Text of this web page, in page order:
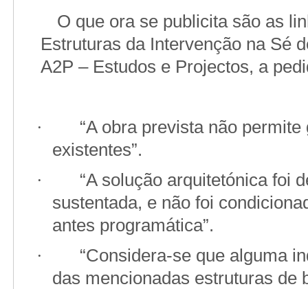
O que ora se publicita são as
Estruturas da Intervenção na Sé
A2P – Estudos e Projectos, a
·
“A obra prevista não
existentes”.
·
“A solução arquitetónica foi
sustentada, e não foi
antes programática”.
·
“Considera-se que alguma
das mencionadas estruturas de